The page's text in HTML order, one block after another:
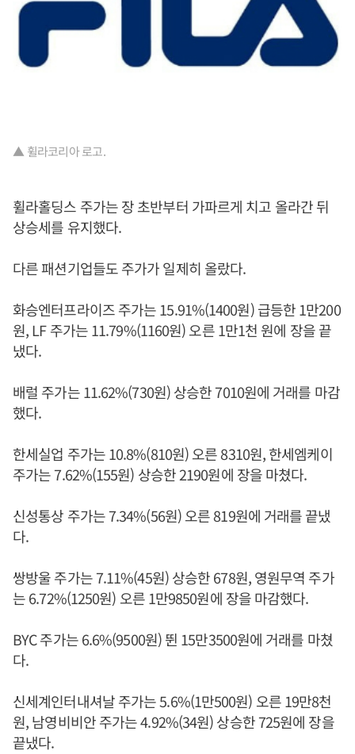
▲ 휠라코리아 로고.
휠라홀딩스 주가는 장 초반부터 가파르게 치고 올라간 뒤
상승세를 유지했다.
다른 패션기업들도 주가가 일제히 올랐다.
화승엔터프라이즈 주가는 15.91%(1400원) 급등한 1만200
원, LF 주가는 11.79%(1160원) 오른 1만1천 원에 장을 끝
냈다.
배럴 주가는 11.62%(730원) 상승한 7010원에 거래를 마감
했다.
한세실업 주가는 10.8%(810원) 오른 8310원, 한세엠케이
주가는 7.62%(155원) 상승한 2190원에 장을 마쳤다.
신성통상 주가는 7.34%(56원) 오른 819원에 거래를 끝냈
다.
쌍방울 주가는 7.11%(45원) 상승한 678원, 영원무역 주가
는 6.72%(1250원) 오른 1만9850원에 장을 마감했다.
BYC 주가는 6.6%(9500원) 뛴 15만3500원에 거래를 마쳤
다.
신세계인터내셔날 주가는 5.6%(1만500원) 오른 19만8천
원, 남영비비안 주가는 4.92%(34원) 상승한 725원에 장을
끝냈다.